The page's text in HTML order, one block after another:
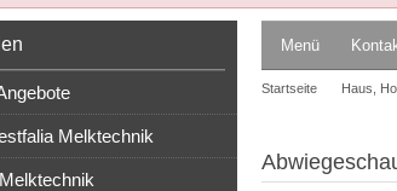
Menü
Startseite Haus,
Melktechnik